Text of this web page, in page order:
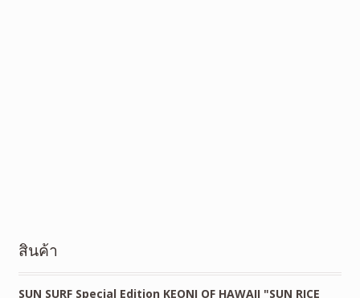
สินค้า
SUN SURF Special Edition KEONI OF HAWAII "SUN RICE